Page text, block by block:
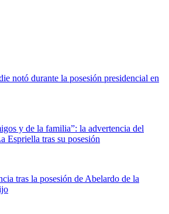
notó durante la posesión presidencial en
y de la familia”: la advertencia del
Espriella tras su posesión
tras la posesión de Abelardo de la